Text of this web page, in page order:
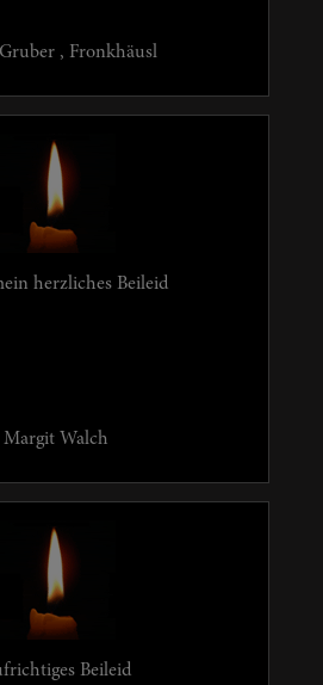
, Fronkhäusl
herzliches Beileid
Margit Walch
Beileid